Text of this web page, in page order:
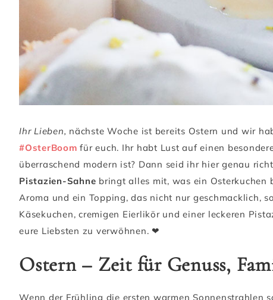
Ihr Lieben, nächste Woche ist bereits Ostern und wir
#OsterBoom für euch. Ihr habt Lust auf einen
überraschend modern ist? Dann seid ihr hier genau
Pistazien-Sahne bringt alles mit, was ein Osterkuchen
Aroma und ein Topping, das nicht nur geschmacklich,
Käsekuchen, cremigen Eierlikör und einer leckeren
eure Liebsten zu verwöhnen. ❤
Ostern – Zeit für Genuss,
Wenn der Frühling die ersten warmen Sonnenstrahlen